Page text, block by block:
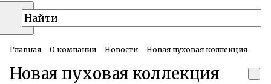
Главная О компании Новости Новая пуховая коллекция
Новая пуховая коллекция